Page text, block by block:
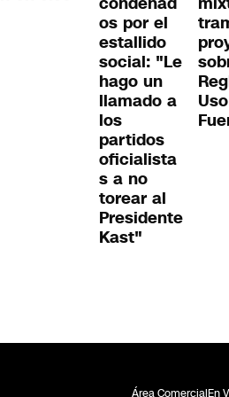
os por el
estallido
social: "Le
hago un
llamado a
los
partidos
oficialista
s a no
torear al
Presidente
Kast"
Área ComercialEn